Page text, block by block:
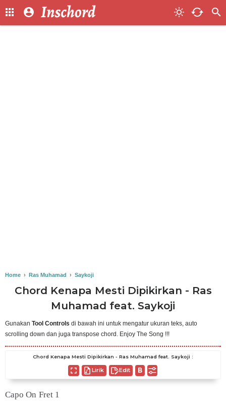
Home › Ras Muhamad › Saykoji
Chord Kenapa Mesti Dipikirkan - Ras
Muhamad feat. Saykoji
Gunakan Tool Controls di bawah ini untuk mengatur ukuran teks, auto
scrolling down dan juga transpose chord. Enjoy The Song !!!
Chord Kenapa Mesti Dipikirkan - Ras Muhamad feat. Saykoji :
Lirik Edit
Capo On Fret 1